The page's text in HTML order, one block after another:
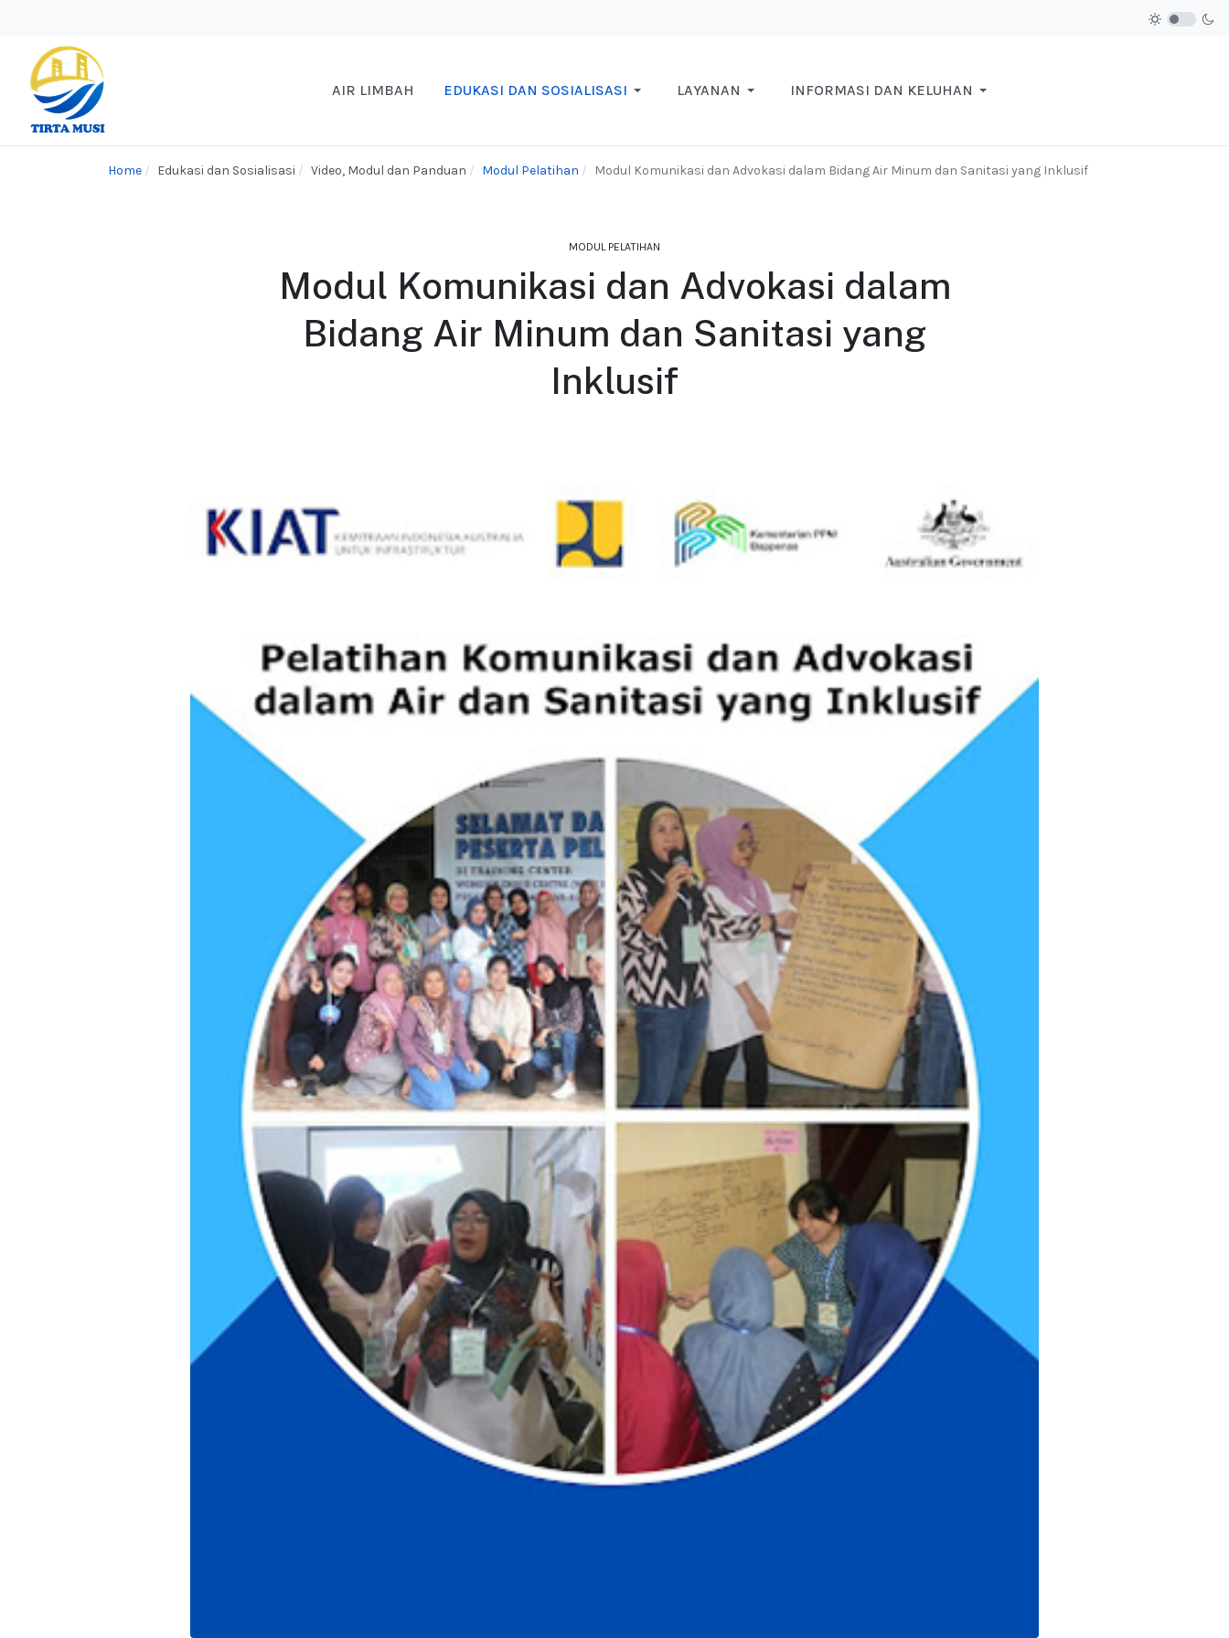
AIR LIMBAH EDUKASI DAN SOSIALISASI LAYANAN INFORMASI DAN KELUHAN
Home Edukasi dan Sosialisasi Video, Modul dan Panduan Modul Pelatihan Modul Komunikasi dan Advokasi dalam Bidang Air Minum dan Sanitasi yang Inklusif
MODUL PELATIHAN
Modul Komunikasi dan Advokasi dalam
Bidang Air Minum dan Sanitasi yang
Inklusif